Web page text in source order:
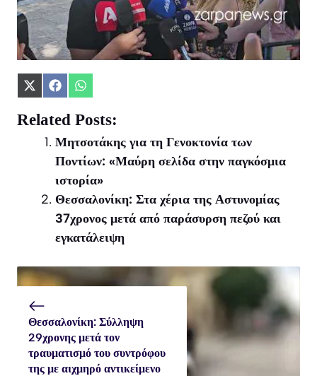
Share
X
(Twitter)
Share
Facebook
Share
WhatsApp
Related Posts:
Μητσοτάκης για τη Γενοκτονία των
Ποντίων: «Μαύρη σελίδα στην παγκόσμια
ιστορία»
Θεσσαλονίκη: Στα χέρια της Αστυνομίας
37χρονος μετά από παράσυρση πεζού και
εγκατάλειψη
Θεσσαλονίκη: Σύλληψη
29χρονης μετά τον
τραυματισμό του συντρόφου
της με αιχμηρό αντικείμενο